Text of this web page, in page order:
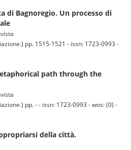
di Bagnoregio. Un processo di
pp. 1515-1521 - issn: 1723-0993 -
path through the
pp. - - issn: 1723-0993 - wos: (0) -
della città.